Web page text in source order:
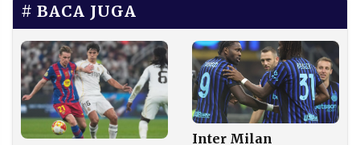
BACA JUGA
Inter Milan